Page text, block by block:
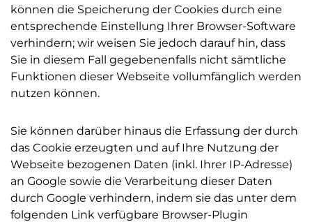
können die Speicherung der Cookies durch eine
entsprechende Einstellung Ihrer Browser-Software
verhindern; wir weisen Sie jedoch darauf hin, dass
Sie in diesem Fall gegebenenfalls nicht sämtliche
Funktionen dieser Webseite vollumfänglich werden
nutzen können.
Sie können darüber hinaus die Erfassung der durch
das Cookie erzeugten und auf Ihre Nutzung der
Webseite bezogenen Daten (inkl. Ihrer IP-Adresse)
an Google sowie die Verarbeitung dieser Daten
durch Google verhindern, indem sie das unter dem
folgenden Link verfügbare Browser-Plugin